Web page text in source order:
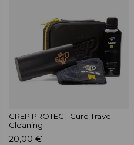
CREP PROTECT Cure Travel
Cleaning
20,00 €